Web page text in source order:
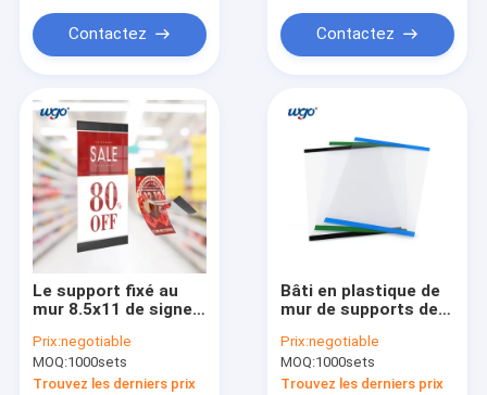
Cadres fixés au mur de photo
Conseil sec collant d'effacement
Points collants démontables
Tampon auto-adhésif
Contactez Contactez
Le support fixé au
mur 8.5x11 de signe
Repostionable
avance le bâti petit à
petit acrylique de
Prix:negotiable
MOQ:1000sets
Trouvez les derniers prix
Bâti en plastique de
mur de supports de
support fixé au mur
de signe d'A4
210x297 millimètre
Prix:negotiable
MOQ:1000sets
Trouvez les derniers prix